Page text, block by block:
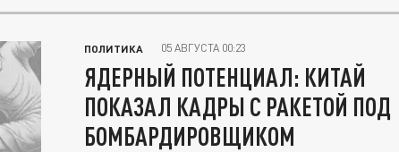
ПОЛИТИКА 05 АВГУСТА 00:23
ЯДЕРНЫЙ ПОТЕНЦИАЛ: КИТАЙ
ПОКАЗАЛ КАДРЫ С РАКЕТОЙ ПОД
БОМБАРДИРОВЩИКОМ